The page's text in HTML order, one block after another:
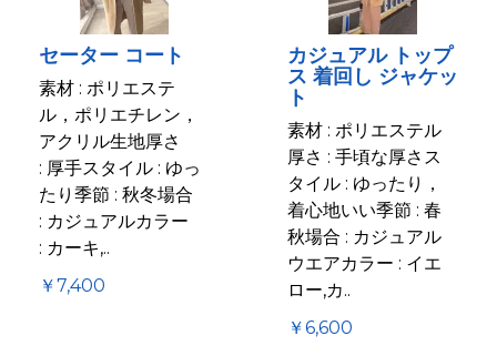
セーター コート
素材 : ポリエステ
ル，ポリエチレン，
アクリル生地厚さ
: 厚手スタイル : ゆっ
たり季節 : 秋冬場合
: カジュアルカラー
: カーキ,..
￥7,400
カジュアル トップ
ス 着回し ジャケッ
ト
素材 : ポリエステル
厚さ : 手頃な厚さス
タイル : ゆったり，
着心地いい季節 : 春
秋場合 : カジュアル
ウエアカラー : イエ
ロー,カ..
￥6,600